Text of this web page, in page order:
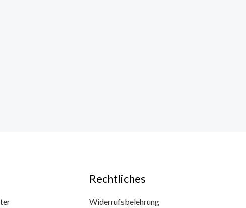
Rechtliches
Widerrufsbelehrung